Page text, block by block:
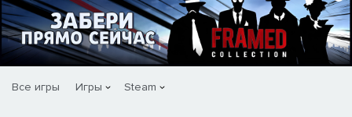
Все игры Игры Steam